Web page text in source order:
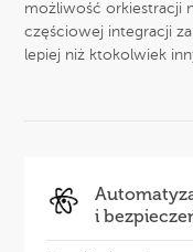
możliwość orkiestracji
częściowej integracji
lepiej niż ktokolwiek
i